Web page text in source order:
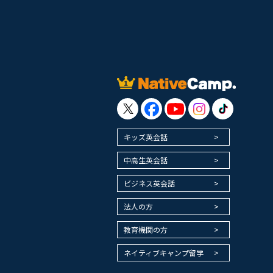
キッズ英会話
中高生英会話
ビジネス英会話
法人の方
教育機関の方
ネイティブキャンプ留学